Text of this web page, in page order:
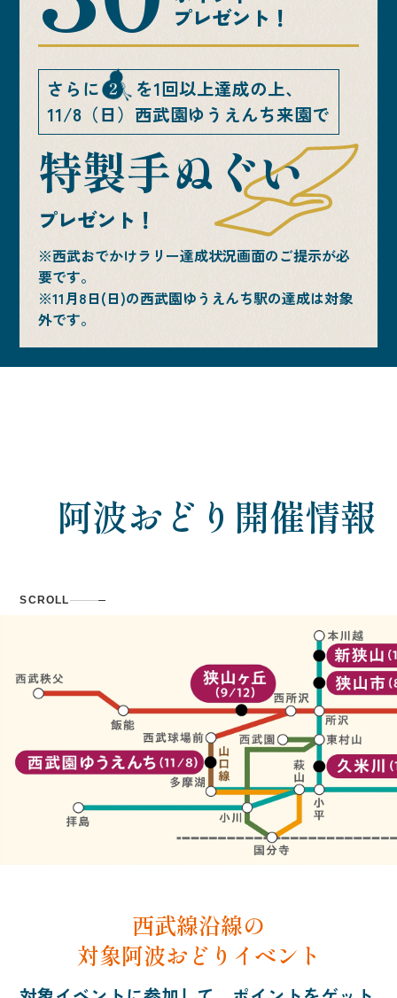
プレゼント！
さらに
を1回以上達成の上、
11/8（日）西武園ゆうえんち来園で
特製手ぬぐい
プレゼント！
※西武おでかけラリー達成状況画面のご提示が必
要です。
※11月8日(日)の西武園ゆうえんち駅の達成は対象
外です。
阿波おどり開催情報
SCROLL
西武線沿線の
対象阿波おどりイベント